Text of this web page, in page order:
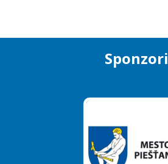
Sponzori